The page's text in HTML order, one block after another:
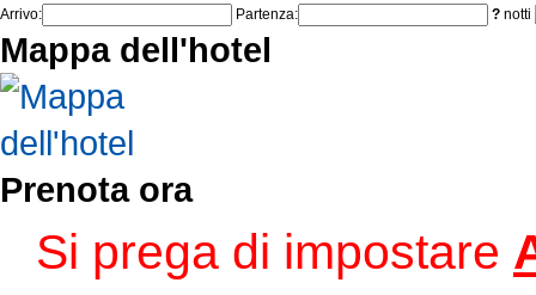
Arrivo: Partenza: ? notti
Mappa dell'hotel
Prenota ora
Si prega di impostare